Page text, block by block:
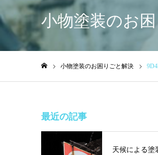
小物塗装のお
小物塗装のお困りごと解決
最近の記事
天候による塗